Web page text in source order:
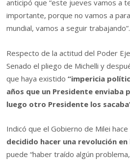
anticipó que “este jueves vamos a
importante, porque no vamos a
mundial, vamos a seguir trabajando”.
Respecto de la actitud del Poder
Senado el pliego de Michelli y
que haya existido“impericia
años que un Presidente enviaba
luego otro Presidente los
Indicó que el Gobierno de Milei
decidido hacer una revolución en
puede “haber traído algún